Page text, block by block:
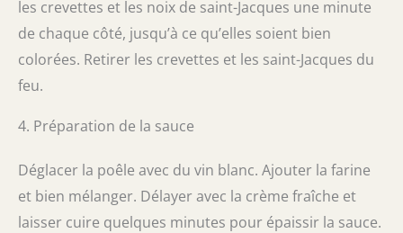
les crevettes et les noix de saint-Jacques une minute
de chaque côté, jusqu’à ce qu’elles soient bien
colorées. Retirer les crevettes et les saint-Jacques du
feu.
4. Préparation de la sauce
Déglacer la poêle avec du vin blanc. Ajouter la farine
et bien mélanger. Délayer avec la crème fraîche et
laisser cuire quelques minutes pour épaissir la sauce.